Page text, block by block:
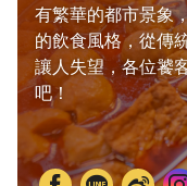
有繁華的都市景象
的飲食風格，從傳
讓人失望，各位饕
吧！